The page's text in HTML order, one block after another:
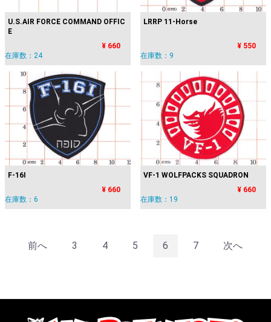
U.S.AIR FORCE COMMAND OFFIC
E
¥ 660
在庫数：24
LRRP 11-Horse
¥ 550
在庫数：9
F-16I
¥ 660
在庫数：6
VF-1 WOLFPACKS SQUADRON
¥ 660
在庫数：19
前へ 3 4 5 6 7 次へ